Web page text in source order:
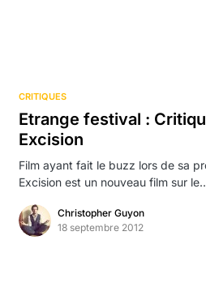
CRITIQUES
Etrange festival :
Excision
Film ayant fait le buzz lors de sa
Excision est un nouveau film sur
Christopher Guyon
18 septembre 2012